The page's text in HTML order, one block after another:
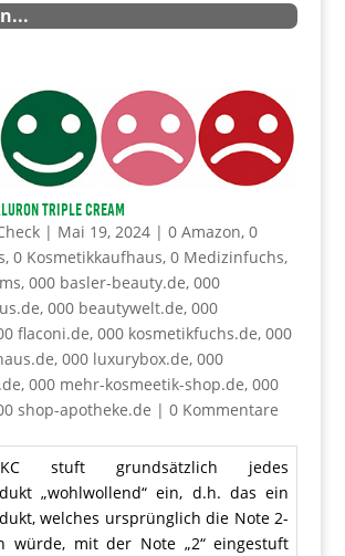
Triple Cream
| Mai 19, 2024| 0 Amazon, 0
, 0 Kosmetikkaufhaus, 0 Medizinfuchs,
, 000 basler-beauty.de, 000
, 000 beautywelt.de, 000
flaconi.de, 000 kosmetikfuchs.de, 000
, 000 luxurybox.de, 000
, 000 mehr-kosmeetik-shop.de, 000
shop-apotheke.de | 0 Kommentare
stuft grundsätzlich jedes
„wohlwollend“ ein, d.h. das ein
welches ursprünglich die Note 2-
würde, mit der Note „2“ eingestuft